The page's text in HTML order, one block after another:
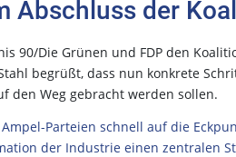
Abschluss der
90/Die Grünen und FDP den
begrüßt, dass nun konkrete
den Weg gebracht werden sollen.
Parteien schnell auf die
der Industrie einen zentralen